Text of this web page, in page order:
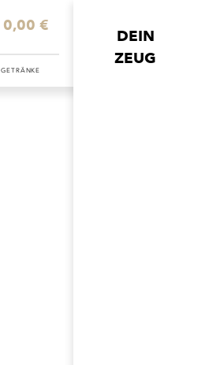
0,00 €
DEIN
ZEUG
GETRÄNKE